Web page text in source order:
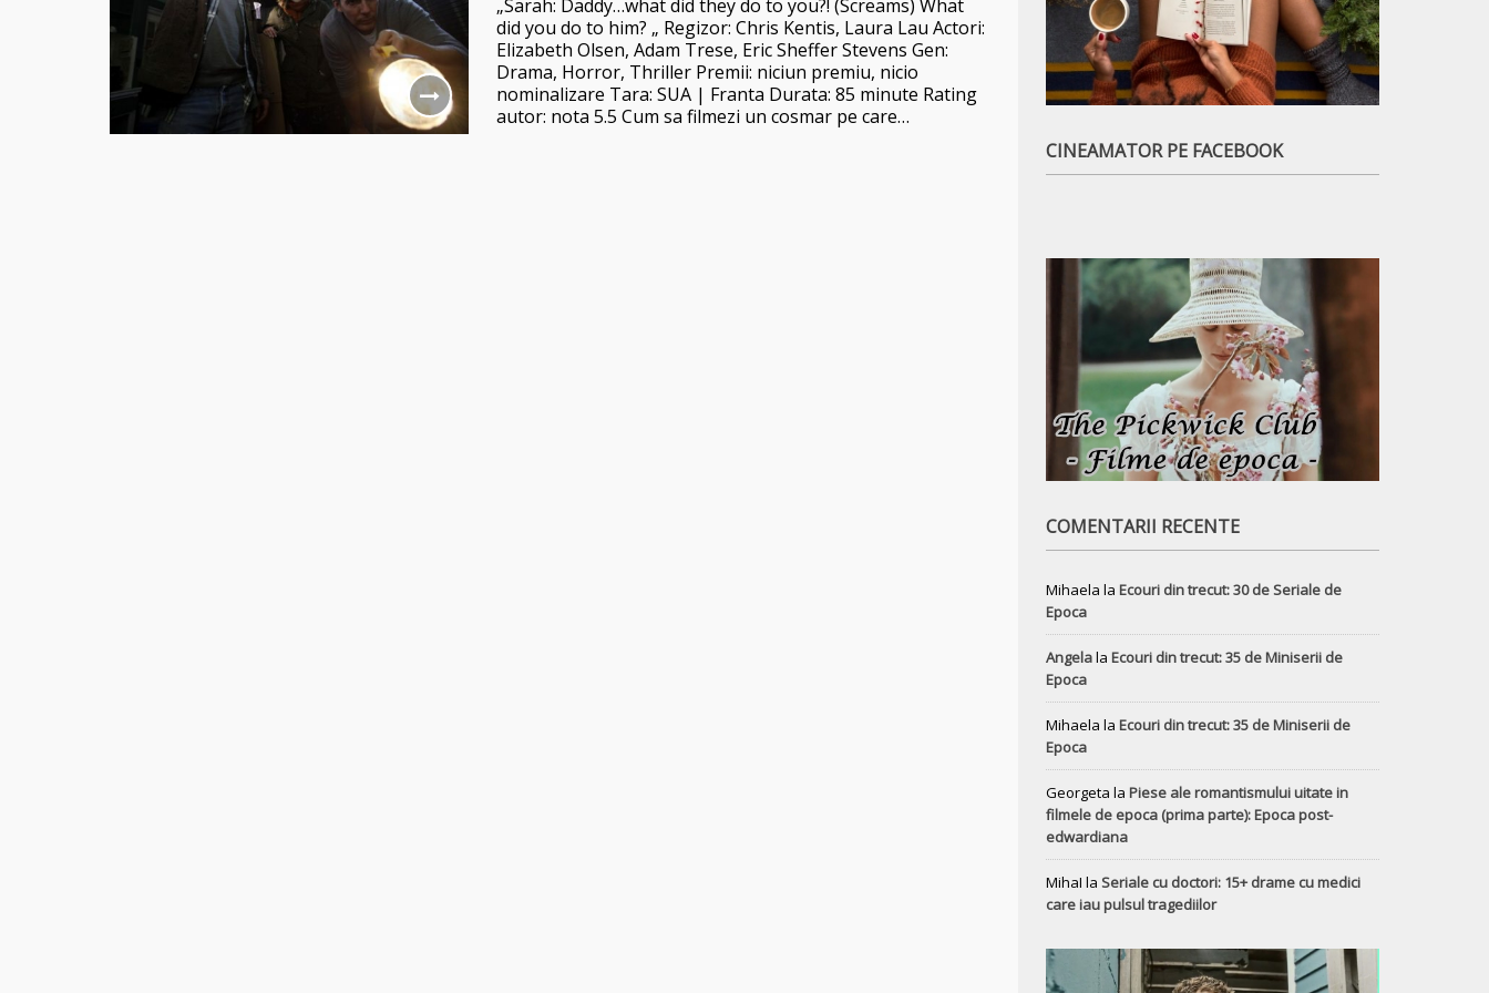
„Sarah: Daddy…what did they do to you?! (Screams) What
did you do to him? „ Regizor: Chris Kentis, Laura Lau Actori:
Elizabeth Olsen, Adam Trese, Eric Sheffer Stevens Gen:
Drama, Horror, Thriller Premii: niciun premiu, nicio
nominalizare Tara: SUA | Franta Durata: 85 minute Rating
autor: nota 5.5 Cum sa filmezi un cosmar pe care…
CINEAMATOR PE FACEBOOK
COMENTARII RECENTE
Mihaela la Ecouri din trecut: 30 de Seriale de
Epoca
Angelala Ecouri din trecut: 35 de Miniserii de
Epoca
Mihaela la Ecouri din trecut: 35 de Miniserii de
Epoca
Georgeta la Piese ale romantismului uitate in
filmele de epoca (prima parte): Epoca post-
edwardiana
MihaI la Seriale cu doctori: 15+ drame cu medici
care iau pulsul tragediilor